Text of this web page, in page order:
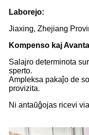
Laborejo:
Jiaxing, Zhejiang
Kompenso kaj
Salajro determinota
sperto.
Ampleksa pakaĵo de
provizita.
Ni antaŭĝojas ricevi